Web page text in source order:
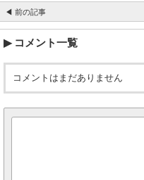
◀ 前の記事
コメント一覧
コメントはまだありません